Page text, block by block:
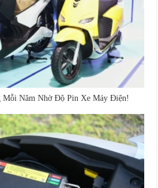
Năm Nhờ Độ Pin Xe Máy Điện!